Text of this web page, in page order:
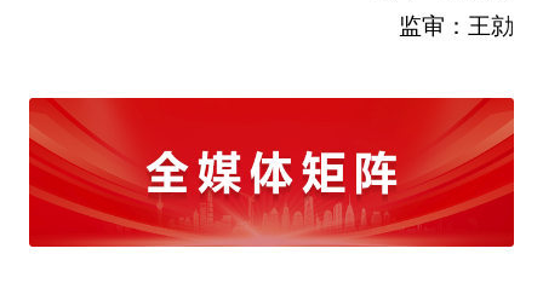
监审：王勍